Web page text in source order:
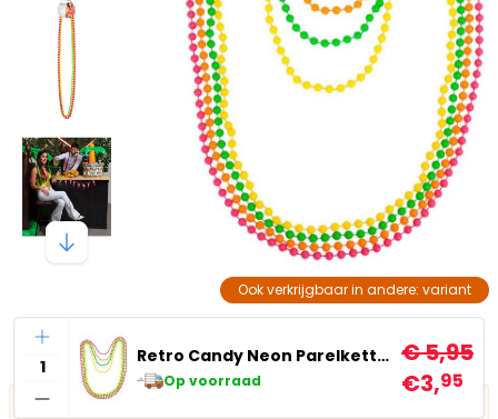
Ook verkrijgbaar in andere: variant
Aantal
Retro Candy Neon Parelkettingen
Op voorraad
€ 5,95
€3,95